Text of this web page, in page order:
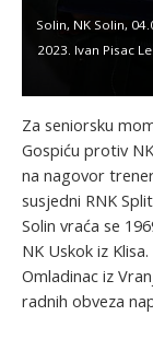
Solin, NK Solin,
2023. Ivan Pisac
Za seniorsku
Gospiću protiv
na nagovor
susjedni RNK
Solin vraća se
NK Uskok iz
Omladinac iz
radnih obveza